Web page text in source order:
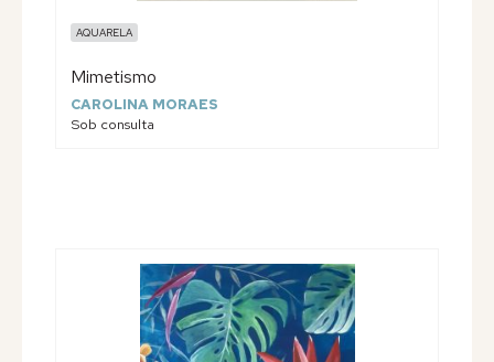
AQUARELA
Mimetismo
CAROLINA MORAES
Sob consulta